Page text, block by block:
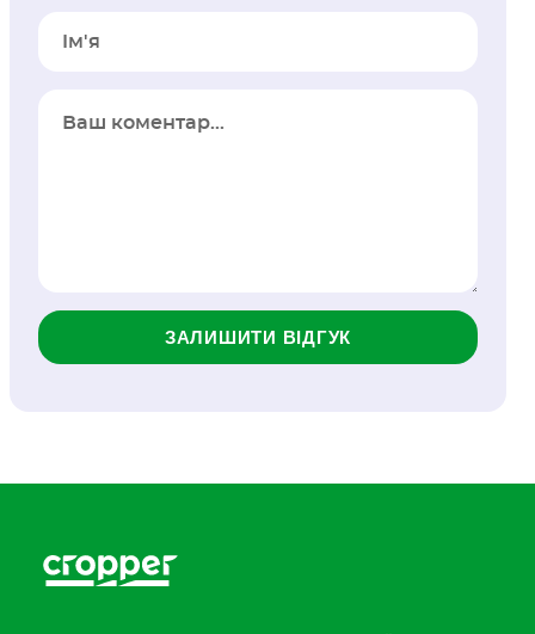
Iм'я
ЗАЛИШИТИ ВІДГУК